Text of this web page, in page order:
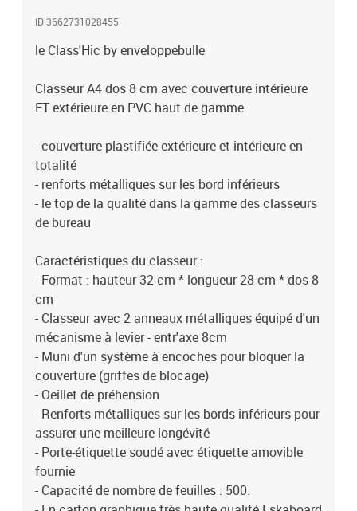
ID 3662731028455
le Class'Hic by enveloppebulle
Classeur A4 dos 8 cm avec couverture intérieure
ET extérieure en PVC haut de gamme
- couverture plastifiée extérieure et intérieure en
totalité
- renforts métalliques sur les bord inférieurs
- le top de la qualité dans la gamme des classeurs
de bureau
Caractéristiques du classeur :
- Format : hauteur 32 cm * longueur 28 cm * dos 8
cm
- Classeur avec 2 anneaux métalliques équipé d'un
mécanisme à levier - entr'axe 8cm
- Muni d'un système à encoches pour bloquer la
couverture (griffes de blocage)
- Oeillet de préhension
- Renforts métalliques sur les bords inférieurs pour
assurer une meilleure longévité
- Porte-étiquette soudé avec étiquette amovible
fournie
- Capacité de nombre de feuilles : 500.